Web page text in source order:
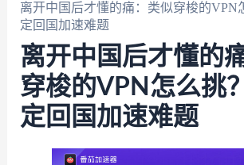
离开中国后才懂的痛：类似穿梭的VPN
定回国加速难题
离开中国后才懂的
穿梭的VPN怎么挑
定回国加速难题